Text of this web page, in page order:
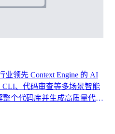
业领先 Context Engine 的 AI
、代码审查等多场景智能
个代码库并生成高质量代